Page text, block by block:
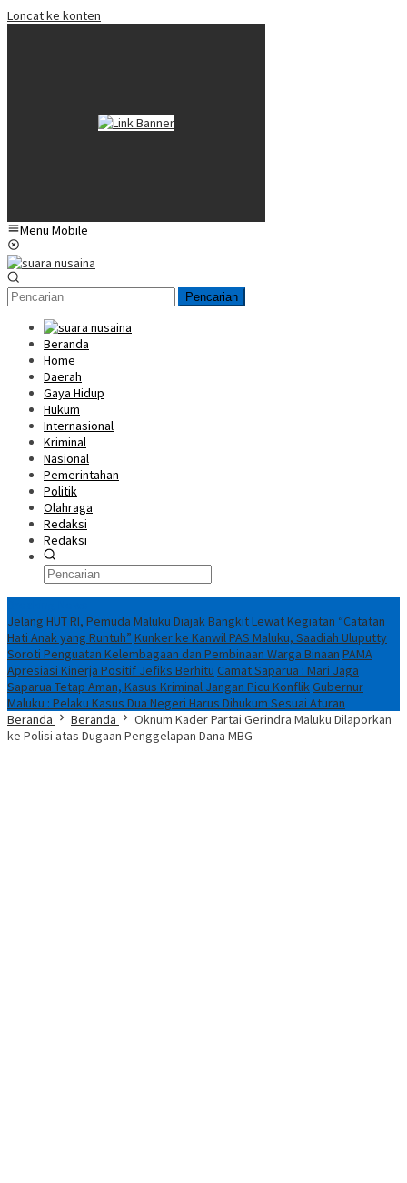
Loncat ke konten
Menu Mobile
Pencarian
Beranda
Home
Daerah
Gaya Hidup
Hukum
Internasional
Kriminal
Nasional
Pemerintahan
Politik
Olahraga
Redaksi
Redaksi
Jelang HUT RI, Pemuda Maluku Diajak Bangkit Lewat Kegiatan “Catatan
Hati Anak yang Runtuh” Kunker ke Kanwil PAS Maluku, Saadiah Uluputty
Soroti Penguatan Kelembagaan dan Pembinaan Warga Binaan PAMA
Apresiasi Kinerja Positif Jefiks Berhitu Camat Saparua : Mari Jaga
Saparua Tetap Aman, Kasus Kriminal Jangan Picu KonflikGubernur
Maluku : Pelaku Kasus Dua Negeri Harus Dihukum Sesuai Aturan
Beranda
Beranda
Oknum Kader Partai Gerindra Maluku Dilaporkan
ke Polisi atas Dugaan Penggelapan Dana MBG